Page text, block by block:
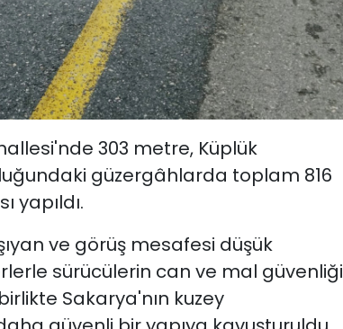
303 metre, Küplük
güzergâhlarda toplam 816
yapıldı.
ve görüş mesafesi düşük
sürücülerin can ve mal güvenliği
Sakarya'nın kuzey